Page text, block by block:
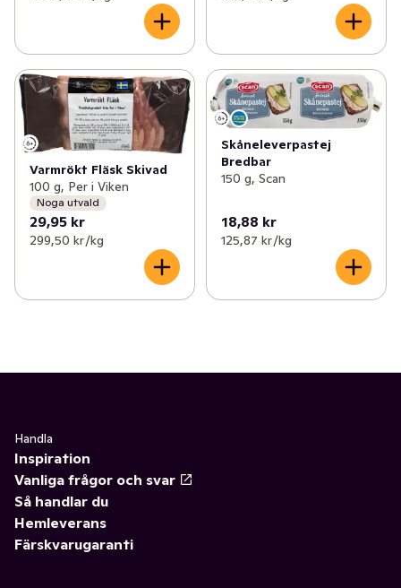
Varmrökt Fläsk Skivad
100 g, Per i Viken
Noga utvald
29,95 kr
299,50 kr /kg
Skåneleverpastej
Bredbar
150 g, Scan
18,88 kr
125,87 kr /kg
Handla
Inspiration
Vanliga frågor och svar
Så handlar du
Hemleverans
Färskvarugaranti